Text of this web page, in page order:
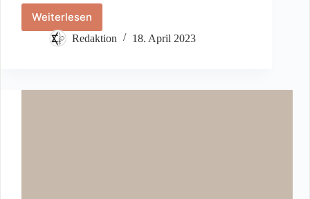
Weiterlesen
28.04.2023
Filmpremiere
„Der
Fulda“
Redaktion 18. April 2023